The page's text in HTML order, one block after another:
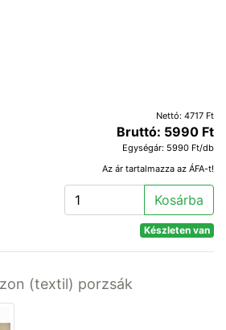
Nettó: 4717 Ft
Bruttó: 5990 Ft
Egységár: 5990 Ft/db
Az ár tartalmazza az ÁFA-t!
Kosárba
Készleten van
(textil) porzsák